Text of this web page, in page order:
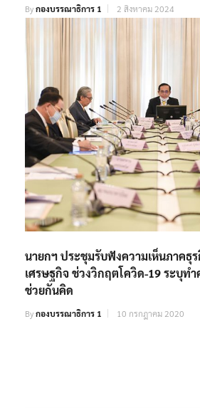
Byกองบรรณาธิการ 1 2 สิงหาคม 2024
นายกฯ ประชุมรับฟังความเห็นภาคธุ
เศรษฐกิจ ช่วงวิกฤตโควิด-19 ระบุทำ
ช่วยกันคิด
Byกองบรรณาธิการ 1 10 กรกฎาคม 2020